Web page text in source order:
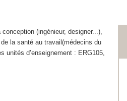
(ingénieur, designer...),
la santé au travail(médecins du
d’enseignement : ERG105,